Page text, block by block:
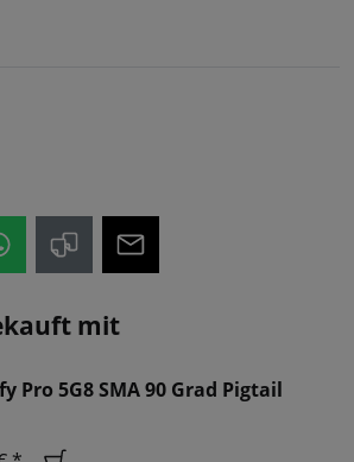
mit
Pro 5G8 SMA 90 Grad Pigtail